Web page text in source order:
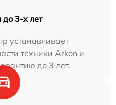
до 3-х лет
устанавливает
техники Arkon и
до 3 лет.